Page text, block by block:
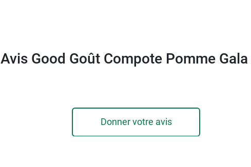
Avis Good Goût Compote Pomme
Donner votre avis